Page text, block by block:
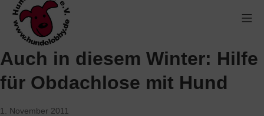
Auch in diesem Winter: Hilfe
für Obdachlose mit Hund
1. November 2011